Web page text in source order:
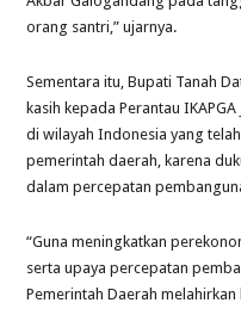
orang santri,” ujarnya.
Sementara itu, Bupati Tanah
kasih kepada Perantau
di wilayah Indonesia yang
pemerintah daerah, karena
dalam percepatan
“Guna meningkatkan
serta upaya percepatan
Pemerintah Daerah